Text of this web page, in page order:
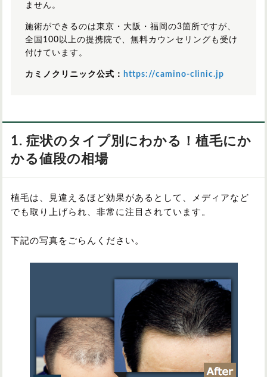
ません。
施術ができるのは東京・大阪・福岡の3箇所ですが、
全国100以上の提携院で、無料カウンセリングも受け
付けています。
カミノクリニック公式： https://camino-clinic.jp
1. 症状のタイプ別にわかる！植毛にか
かる値段の相場
植毛は、見違えるほど効果があるとして、メディアなど
でも取り上げられ、非常に注目されています。
下記の写真をごらんください。